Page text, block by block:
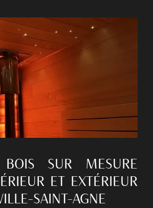
BOIS SUR MESURE
ET EXTÉRIEUR
SAINT-AGNE